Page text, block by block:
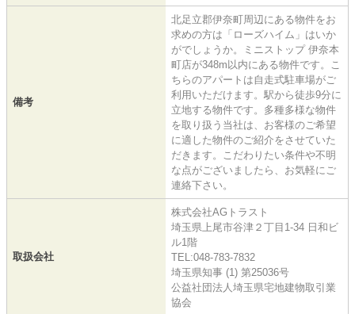
備考
北足立郡伊奈町周辺にある物件をお
求めの方は「ローズハイム」はいか
がでしょうか。ミニストップ 伊奈本
町店が348m以内にある物件です。こ
ちらのアパートは自走式駐車場がご
利用いただけます。駅から徒歩9分に
立地する物件です。多種多様な物件
を取り扱う当社は、お客様のご希望
に適した物件のご紹介をさせていた
だきます。こだわりたい条件や不明
な点がございましたら、お気軽にご
連絡下さい。
取扱会社
株式会社AGトラスト
埼玉県上尾市谷津２丁目1-34 日和ビ
ル1階
TEL:048-783-7832
埼玉県知事 (1) 第25036号
公益社団法人埼玉県宅地建物取引業
協会